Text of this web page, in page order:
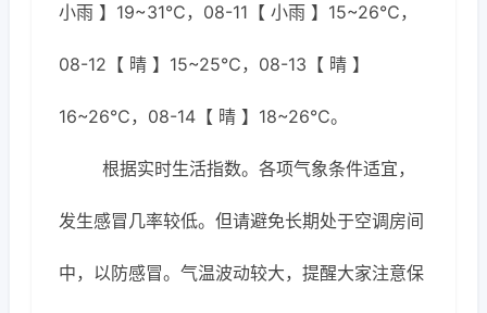
小雨 】19~31℃，08-11【 小雨 】15~26℃，
08-12【 晴 】15~25℃，08-13【 晴 】
16~26℃，08-14【 晴 】18~26℃。
根据实时生活指数。各项气象条件适宜，
发生感冒几率较低。但请避免长期处于空调房间
中，以防感冒。气温波动较大，提醒大家注意保